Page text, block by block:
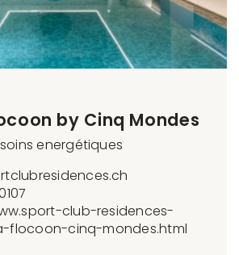
by Cinq Mondes
energétiques
club-residences-
flocoon-cinq-mondes.html